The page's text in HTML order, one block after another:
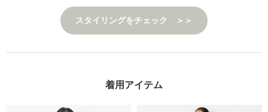
スタイリングをチェック ＞＞
着用アイテム